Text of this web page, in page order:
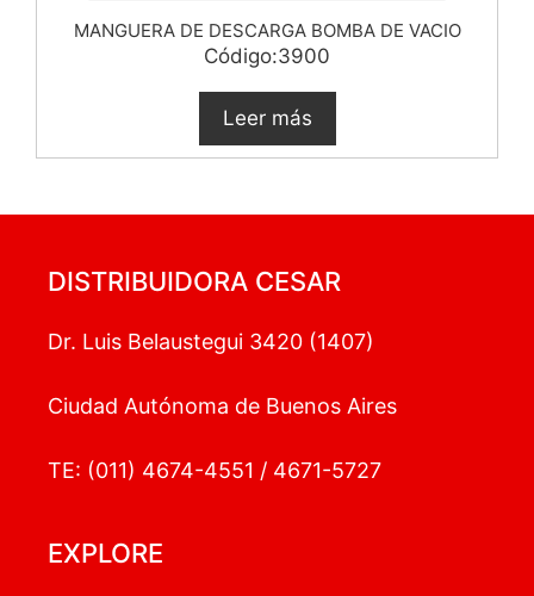
MANGUERA DE DESCARGA BOMBA DE VACIO
Código:3900
Leer más
DISTRIBUIDORA CESAR
Dr. Luis Belaustegui 3420 (1407)
Ciudad Autónoma de Buenos Aires
TE: (011) 4674-4551 / 4671-5727
EXPLORE